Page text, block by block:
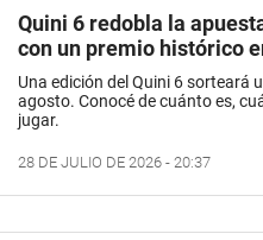
Quini 6 redobla la
con un premio histórico
Una edición del Quini 6 sorteará
agosto. Conocé de cuánto es,
jugar.
28 DE JULIO DE 2026 - 20:37